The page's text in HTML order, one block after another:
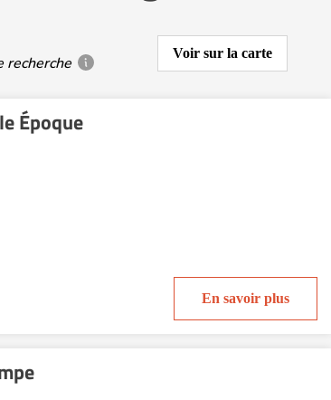
recherche
Voir sur la carte
Époque
En savoir plus